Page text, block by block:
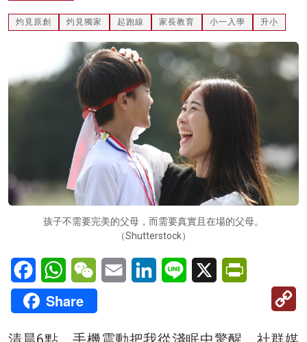
灼見活動
關於我們
灼見原創 灼見獨家 起跑線 家長教育 小一入學 升小
孩子不需要完美的父母，而需要真實且在場的父母。
（Shutterstock）
FacebookWhatsAppWeChatEmail LinkedInLine X
Share